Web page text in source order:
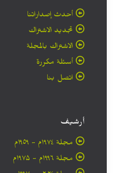
أحدث إصداراتنا
تجديد الاشتراك
الاشتراك بالمجلة
أسئلة مكررة
اتصل بنا
أرشيف
مجلة ۱۹۷٤م - ١٩٥٩م
مجلة ۱۹۹٦م - ۱۹۷۵م